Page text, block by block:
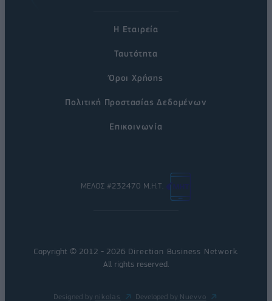
Η Εταιρεία
Ταυτότητα
Όροι Χρήσης
Πολιτική Προστασίας Δεδομένων
Επικοινωνία
ΜΕΛΟΣ #232470 Μ.Η.Τ.
Copyright © 2012 - 2026 Direction Business Network.
All rights reserved.
Designed by nikolas Developed by Nuevvo